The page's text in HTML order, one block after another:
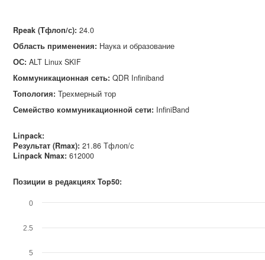
Rpeak (Тфлоп/с): 24.0
Область применения: Наука и образование
ОС: ALT Linux SKIF
Коммуникационная сеть: QDR Infiniband
Топология: Трехмерный тор
Семейство коммуникационной сети: InfiniBand
Linpack:
Результат (Rmax): 21.86 Тфлоп/с
Linpack Nmax: 612000
Позиции в редакциях Top50:
0
2.5
5